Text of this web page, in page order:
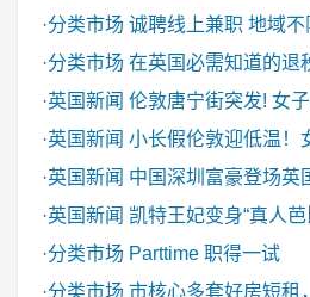
·分类市场 诚聘线上兼职 地域不
·分类市场 在英国必需知道的退
·英国新闻 伦敦唐宁街突发! 女
·英国新闻 小长假伦敦迎低温！
·英国新闻 中国深圳富豪登场英
·英国新闻 凯特王妃变身“真人芭
·分类市场 Parttime 职得一试
·分类市场 市核心多套好房短租